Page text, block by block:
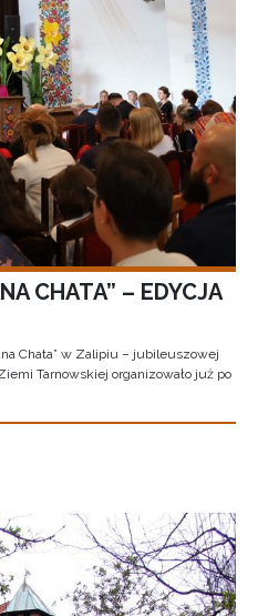
CHATA” – EDYCJA
Chata” w Zalipiu – jubileuszowej
Tarnowskiej organizowało już po